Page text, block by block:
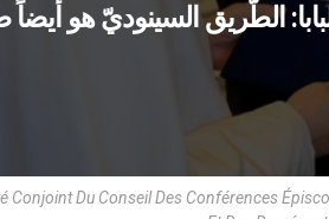
الطّريق السينوديّ هو
Conjoint Du Conseil Des Conférences